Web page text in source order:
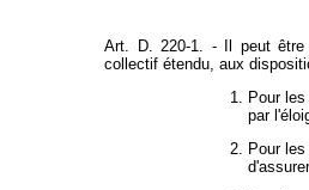
Art. D. 220-1. - Il peut être
collectif étendu, aux
Pour
par
Pour